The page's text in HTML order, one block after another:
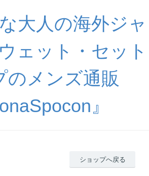
大人の海外ジャ
ェット・セット
のメンズ通販
』
ショップへ戻る